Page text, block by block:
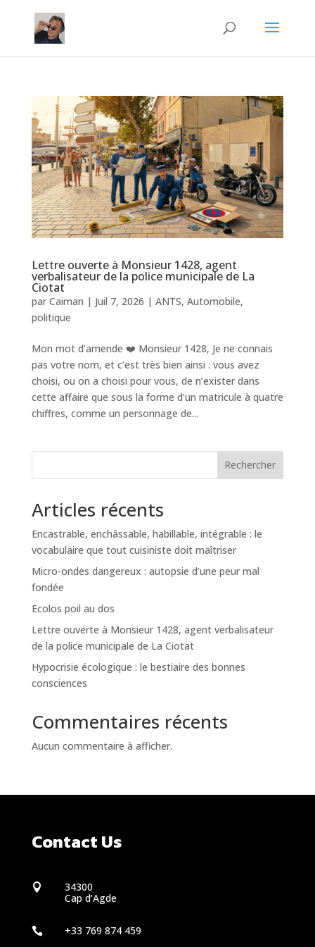
Lettre ouverte à Monsieur 1428, agent
verbalisateur de la police municipale de La
Ciotat
par Caiman | Juil 7, 2026 | ANTS, Automobile,
politique
Mon mot d’amende ❤️ Monsieur 1428, Je ne connais
pas votre nom, et c’est très bien ainsi : vous avez
choisi, ou on a choisi pour vous, de n’exister dans
cette affaire que sous la forme d’un matricule à quatre
chiffres, comme un personnage de...
Rechercher
Articles récents
Encastrable, enchâssable, habillable, intégrable : le
vocabulaire que tout cuisiniste doit maîtriser
Micro-ondes dangereux : autopsie d’une peur mal
fondée
Ecolos poil au dos
Lettre ouverte à Monsieur 1428, agent verbalisateur
de la police municipale de La Ciotat
Hypocrisie écologique : le bestiaire des bonnes
consciences
Commentaires récents
Aucun commentaire à afficher.
Contact Us

34300
Cap d’Agde
 +33 769 874 459